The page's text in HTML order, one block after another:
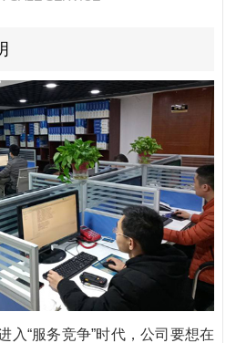
入“服务竞争”时代，公司要想在